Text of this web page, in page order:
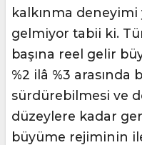
kalkınma deneyimi
gelmiyor tabii ki.
başına reel gelir
%2 ilâ %3
sürdürebilmesi ve
düzeylere kadar
büyüme rejiminin